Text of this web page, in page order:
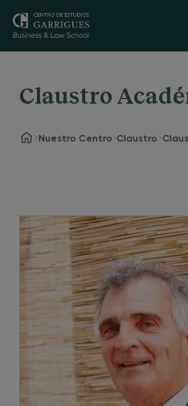
Claustro
Nuestro Centro Claustro